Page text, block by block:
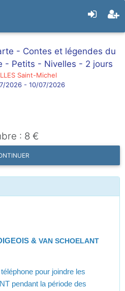
- Contes et légendes du
- Petits - Nivelles - 2 jours
Saint-Michel
2026 - 10/07/2026
: 8 €
& VAN SCHOELANT
pour joindre les
pendant la période des